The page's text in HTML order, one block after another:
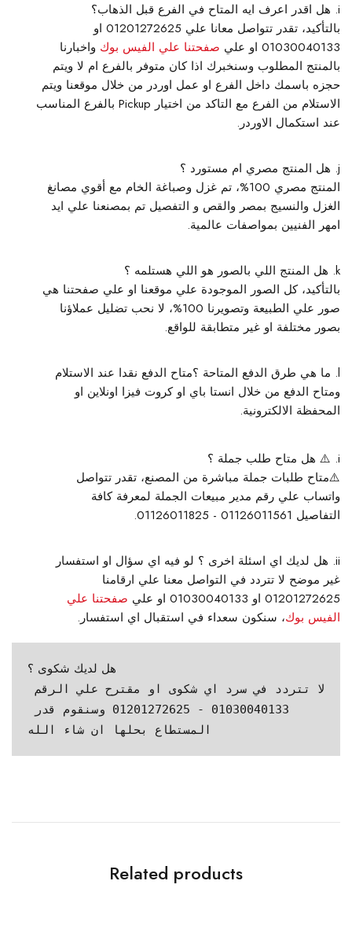
هل اقدر اعرف ايه المتاح في الفرع قبل الذهاب؟
بالتأكيد، تقدر تتواصل معانا علي 01201272625 او
01030040133 او علي
صفحتنا علي الفيس بوك واخبارنا
بالمنتج المطلوب وسنخبرك اذا كان متوفر بالفرع ام لا ويتم
حجزه باسمك داخل الفرع او عمل اوردر من خلال موقعنا ويتم
الاستلام من الفرع مع التاكد من اختيار Pickup بالفرع المناسب
عند استكمال الاوردر.
هل المنتج مصري ام مستورد ؟
المنتج مصري 100%، تم غزل وصباغة الخام مع أقوي مصانغ
الغزل والنسيج بمصر والقص و التفصيل تم بمصنعنا علي ايد
امهر الفنيين بمواصفات عالمية.
هل المنتج اللي بالصور هو اللي هستلمه ؟
بالتأكيد، كل الصور الموجودة علي موقعنا او علي صفحتنا هي
صور علي الطبيعة وتصويرنا 100%، لا نحب تضليل عملاؤنا
بصور مختلفة او غير متطابقة للواقع.
ما هي طرق الدفع المتاحة ؟متاح الدفع نقدا عند الاستلام
ومتاح الدفع من خلال انستا باي او كروت فيزا اونلاين او
المحفظة الالكترونية.
⚠️ هل متاح طلب جملة ؟
⚠️متاح طلبات جملة مباشرة من المصنع، تقدر تتواصل
واتساب علي رقم مدير مبيعات الجملة لمعرفة كافة
التفاصيل 01126011561 - 01126011825.
هل لديك اي اسئلة اخرى ؟ لو فيه اي سؤال او استفسار
غير موضح لا تتردد في التواصل معنا علي ارقامنا
01201272625 او 01030040133 او علي
صفحتنا علي
الفيس بوك، سنكون سعداء في استقبال اي استفسار.
هل لديك شكوى ؟
المستطاع بحلها ان شاء الله
Related products